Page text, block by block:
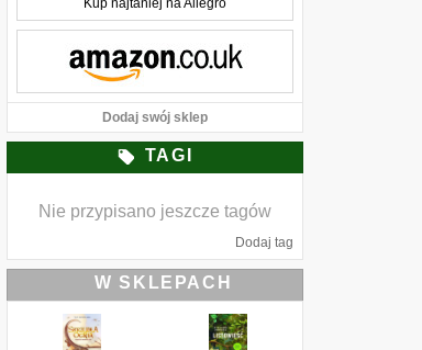
Kup najtaniej na Allegro
Dodaj swój sklep
TAGI
Nie przypisano jeszcze tagów
Dodaj tag
W SKLEPACH